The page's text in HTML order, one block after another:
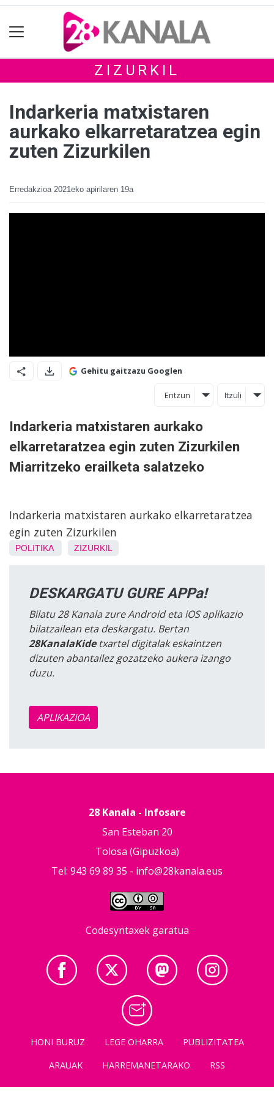
ZIZURKIL
Indarkeria matxistaren
aurkako elkarretaratzea egin
zuten Zizurkilen
Erredakzioa 2021eko apirilaren 19a
Gehitu gaitzazu Googlen
Entzun Itzuli
Indarkeria matxistaren aurkako
elkarretaratzea egin zuten Zizurkilen
Miarritzeko erailketa salatzeko
Indarkeria matxistaren aurkako elkarretaratzea
egin zuten Zizurkilen
POLITIKA ZIZURKIL
DESKARGATU GURE APPa!
Bilatu 28 Kanala zure Android eta iOS aplikazio
bilatzailean eta deskargatu. Bertan
28KanalaKidetxartel digitalak eskaintzen
dizuten abantailez gozatzeko aukera izango
duzu.
APLIKAZIOA
28 Kanala - Infosare
San Esteban 20
Tolosa (Gipuzkoa)
Tel: 943 69 89 35 - info@28kanala.eus
Codesyntaxek garatua
HONI BURUZ LEGE OHARRA
PUBLIZITATEA
ARAUAK
HARREMANETARAKO RSS